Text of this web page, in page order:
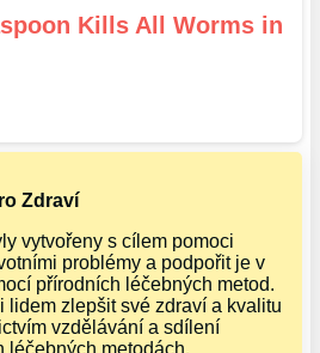
Kills All Worms in
Zdraví
vytvořeny s cílem pomoci
problémy a podpořit je v
přírodních léčebných metod.
lidem zlepšit své zdraví a kvalitu
vzdělávání a sdílení